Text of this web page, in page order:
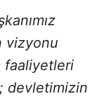
vizyonu
faaliyetleri
devletimizin